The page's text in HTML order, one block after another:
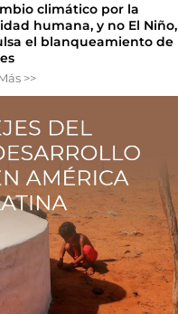
climático por la
humana, y no El Niño,
el blanqueamiento de
>>